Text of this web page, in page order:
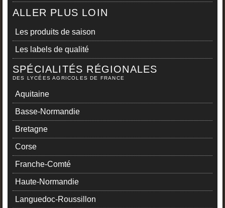
ALLER PLUS LOIN
Les produits de saison
Les labels de qualité
SPÉCIALITÉS RÉGIONALES
DES LYCÉES AGRICOLES DE FRANCE
Aquitaine
Basse-Normandie
Bretagne
Corse
Franche-Comté
Haute-Normandie
Languedoc-Roussillon